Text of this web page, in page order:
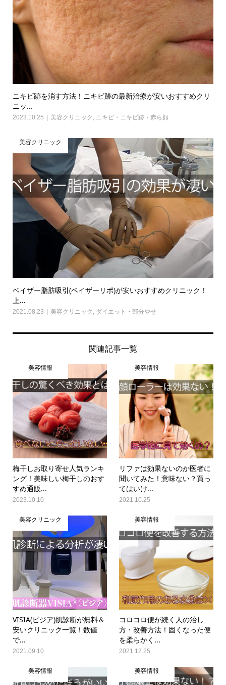
ニキビ跡を消す方法！ニキビ跡の最新治療が安いおすすめクリ
ニッ...
2023.10.25 美容クリニック , ニキビ・ニキビ跡・赤ら顔
美容クリニック
ベイザー脂肪吸引(ベイザーリポ)が安いおすすめクリニック！
上...
2021.08.23 美容クリニック , ダイエット・部分やせ
関連記事一覧
美容情報
梅干しお取り寄せ人気ランキ
ング！美味しい梅干しのおす
すめ通販...
2023.10.10
美容情報
リファは効果ないのか医者に
聞いてみた！意味ない？買っ
てはいけ...
2021.10.25
美容クリニック
VISIA(ビジア)肌診断が無料＆
安いクリニック一覧！数値
で...
2021.09.10
美容情報
コロコロ便が続く人の治し
方・改善方法！固くなった便
を柔らかく...
2021.12.25
美容情報 美容情報